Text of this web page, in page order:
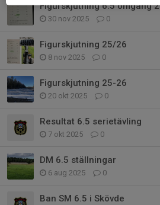
Figurskjutning 6.5 omgång 2
30 nov 2025 0
Figurskjutning 25/26
8 nov 2025 0
Figurskjutning 25-26
20 okt 2025 0
Resultat 6.5 serietävling
7 okt 2025 0
DM 6.5 ställningar
6 aug 2025 0
Ban SM 6.5 i Skövde